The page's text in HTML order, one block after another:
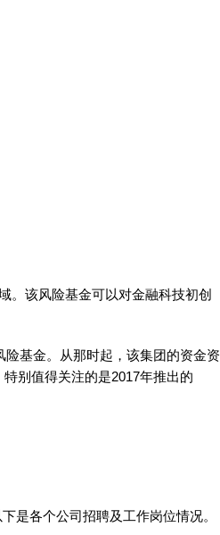
。该风险基金可以对金融科技初创
基金。从那时起，该集团的资金资
别值得关注的是2017年推出的
是各个公司招聘及工作岗位情况。